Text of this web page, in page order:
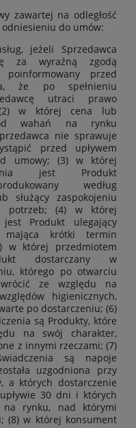
zawartej na odległość
do umów:
jeżeli Sprzedawca
za wyraźną zgodą
poinformowany przed
że po spełnieniu
utraci prawo
w której cena lub
wahań na rynku
nie sprawuje
przed upływem
umowy; (3) w której
jest Produkt
według
służący zaspokojeniu
potrzeb; (4) w której
jest Produkt ulegający
mająca krótki termin
w której przedmiotem
dostarczany w
którego po otwarciu
ze względu na
higienicznych,
po dostarczeniu; (6)
są Produkty, które
na swój charakter,
z innymi rzeczami; (7)
są napoje
uzgodniona przy
a których dostarczenie
30 dni i których
rynku, nad którymi
(8) w której konsument